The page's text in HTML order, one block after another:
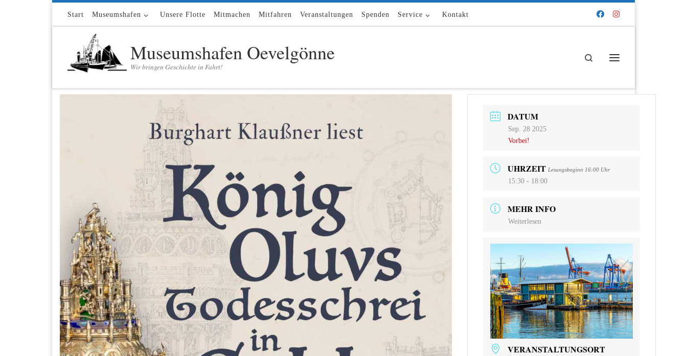
Zum Inhalt springen
Start Museumshafen Unsere Flotte Mitmachen Mitfahren Veranstaltungen Spenden Service Kontakt
Museumshafen Oevelgönne
Wir bringen Geschichte in Fahrt!
Search
DATUM
Sep. 28 2025
Vorbei!
UHRZEIT Lesungsbeginn 16:00 Uhr
15:30 - 18:00
MEHR INFO
Weiterlesen
VERANSTALTUNGSORT